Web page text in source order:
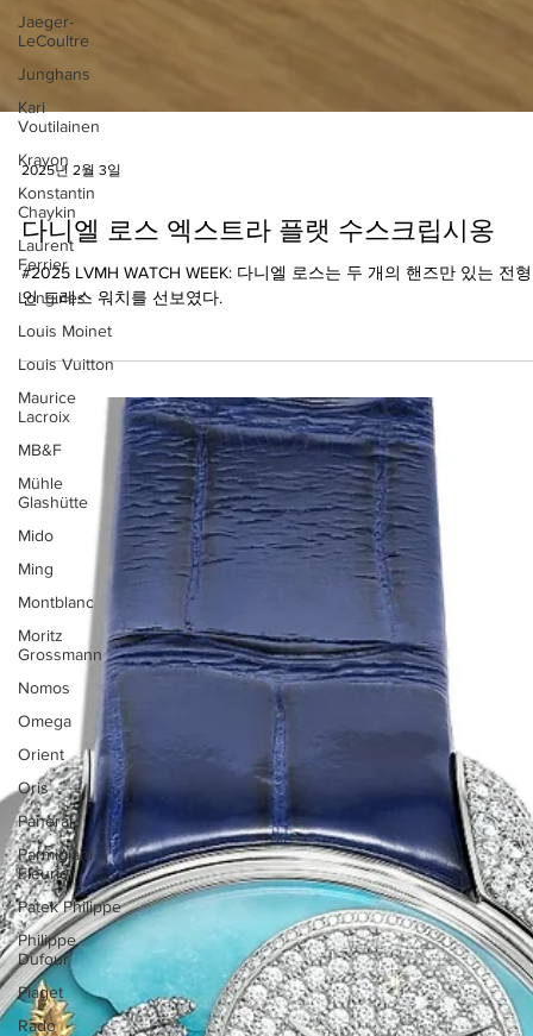
Jaeger-
LeCoultre
Junghans
Kari
Voutilainen
Krayon
Konstantin
Chaykin
Laurent
Ferrier
Longines
Louis Moinet
Louis Vuitton
Maurice
Lacroix
MB&F
Mühle
Glashütte
Mido
Ming
Montblanc
Moritz
Grossmann
Nomos
Omega
Orient
Oris
Panerai
Parmigiani
Fleurier
Patek Philippe
Philippe
Dufour
Piaget
Rado
2025년 2월 3일
다니엘 로스 엑스트라 플랫 수스크립시옹
#2025 LVMH WATCH WEEK: 다니엘 로스는 두 개의 핸즈만 있는 전
인 드레스 워치를 선보였다.